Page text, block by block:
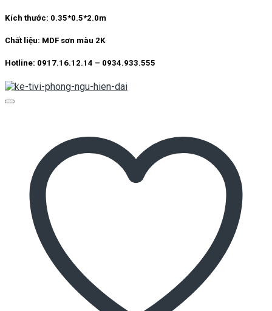
Kích thước: 0.35*0.5*2.0m
Chất liệu: MDF sơn màu 2K
Hotline: 0917.16.12.14 – 0934.933.555